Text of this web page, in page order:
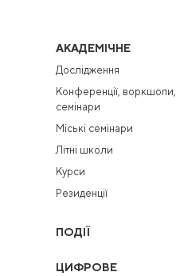
АКАДЕМІЧНЕ
Дослідження
Конференції, воркшопи,
семінари
Міські семінари
Літні школи
Курси
Резиденції
ПОДІЇ
ЦИФРОВЕ